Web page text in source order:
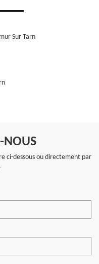
Sur Tarn
NOUS
ci-dessous ou directement par